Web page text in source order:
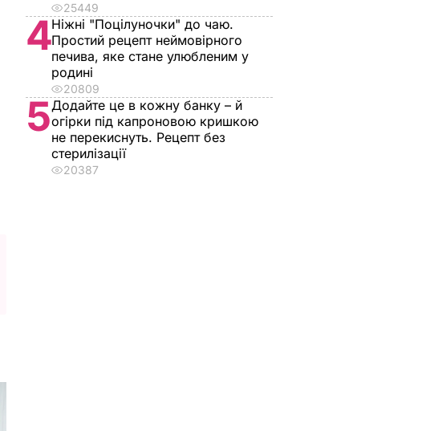
25449
4Ніжні "Поцілуночки" до чаю.
Простий рецепт неймовірного
печива, яке стане улюбленим у
родині
20809
5Додайте це в кожну банку – й
огірки під капроновою кришкою
не перекиснуть. Рецепт без
стерилізації
20387